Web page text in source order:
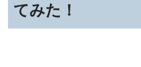
てみた！